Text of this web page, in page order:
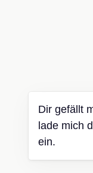
Dir gefällt
lade mich
ein.